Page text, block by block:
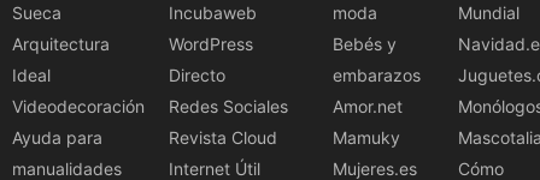
Sueca
Arquitectura
Ideal
Videodecoración
Ayuda para
manualidades
Incubaweb
WordPress
Directo
Redes Sociales
Revista Cloud
Internet Útil
moda
Bebés y
embarazos
Amor.net
Mamuky
Mujeres.es
Mundial
Cómo